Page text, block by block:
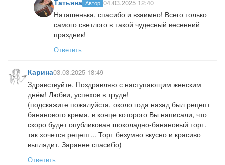
Татьяна Автор 04.03.2025 12:40
Наташенька, спасибо и взаимно! Всего только
самого светлого в такой чудесный весенний
праздник!
Ответить
Карина03.03.2025 18:49
Здравствуйте. Поздравляю с наступающим женским
днём! Любви, успехов в труде!
(подскажите пожалуйста, около года назад был рецепт
бананового крема, в конце которого Вы написали, что
скоро будет опубликован шоколадно-банановый торт.
так хочется рецепт... Торт безумно вкусно и красиво
выглядит. Заранее спасибо)
Ответить